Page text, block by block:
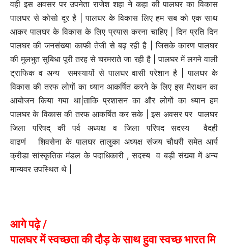
वही इस अवसर पर उपनेता राजेश शहा ने कहा की पालघर का विकास
पालघर से कोसो दूर है | पालघर के विकास लिए हम सब को एक साथ
आकर पालघर के विकास के लिए प्रयास करना चाहिए | दिन प्रति दिन
पालघर की जनसंख्या काफी तेजी से बढ़ रही है | जिसके कारण पालघर
की मुलभुत सुबिधा पूरी तरह से चरमराते जा रही है | पालघर में लगने वाली
ट्राफिक व अन्य समस्यायों से पालघर वासी परेशान है | पालघर के
विकास की तरफ लोगों का ध्यान आकर्षित करने के लिए इस मैराथन का
आयोजन किया गया था|ताकि प्रशासन का और लोगों का ध्यान हम
पालघर के विकास की तरफ आकर्षित कर सके | इस अवसर पर पालघर
जिला परिषद् की पर्व अध्यक्ष व जिला परिषद सदस्य वैदही
वाढणं शिवसेना के पालघर तालुका अध्यक्ष संजय चौधरी समेत आर्य
क्रीडा सांस्कृतिक मंडल के पदाधिकारी , सदस्य व बड़ी संख्या में अन्य
मान्यवर उपस्थित थे |
आगे पढ़े /
पालघर में स्वच्छता की दौड़ के साथ हुवा स्वच्छ भारत मि